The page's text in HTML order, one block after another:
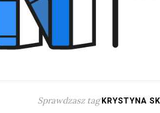
Sprawdzasz tag KRYSTYNA